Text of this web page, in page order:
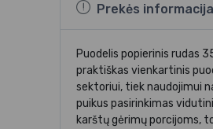
Prekės informacija
Puodelis popierinis rudas
praktiškas vienkartinis
sektoriui, tiek naudojimui
puikus pasirinkimas
karštų gėrimų porcijoms,